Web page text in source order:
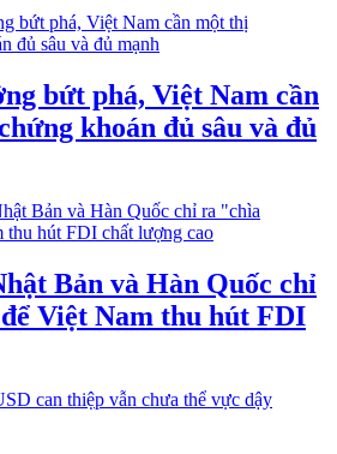
bứt phá, Việt Nam cần
khoán đủ sâu và đủ
Bản và Hàn Quốc chỉ
Việt Nam thu hút FDI